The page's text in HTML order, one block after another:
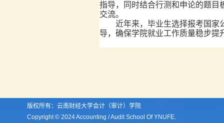
指导，同时结合行测和申论的题目
交流。
近年来，毕业生选择报考国家
导，确保学院就业工作质量稳步提
版权所有：云南财经大学会计（审计）学院
Copyright © 2024 Accounting / Audit School Of YNUFE.